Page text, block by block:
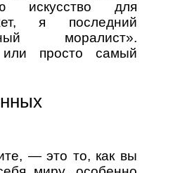
искусство для
я последний
моралист».
просто самый
— это то, как вы